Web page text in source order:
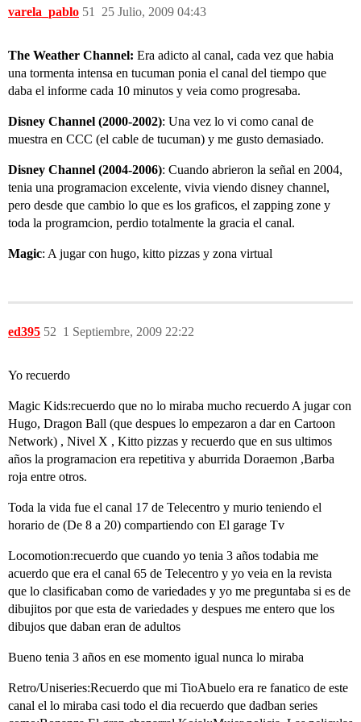
varela_pablo 25 Julio, 2009 04:43
51
The Weather Channel: Era adicto al canal, cada vez que habia
una tormenta intensa en tucuman ponia el canal del tiempo que
daba el informe cada 10 minutos y veia como progresaba.
Disney Channel (2000-2002): Una vez lo vi como canal de
muestra en CCC (el cable de tucuman) y me gusto demasiado.
Disney Channel (2004-2006): Cuando abrieron la señal en 2004,
tenia una programacion excelente, vivia viendo disney channel,
pero desde que cambio lo que es los graficos, el zapping zone y
toda la programcion, perdio totalmente la gracia el canal.
Magic: A jugar con hugo, kitto pizzas y zona virtual
ed395 1 Septiembre, 2009 22:22
52
Yo recuerdo
Magic Kids:recuerdo que no lo miraba mucho recuerdo A jugar con
Hugo, Dragon Ball (que despues lo empezaron a dar en Cartoon
Network) , Nivel X , Kitto pizzas y recuerdo que en sus ultimos
años la programacion era repetitiva y aburrida Doraemon ,Barba
roja entre otros.
Toda la vida fue el canal 17 de Telecentro y murio teniendo el
horario de (De 8 a 20) compartiendo con El garage Tv
Locomotion:recuerdo que cuando yo tenia 3 años todabia me
acuerdo que era el canal 65 de Telecentro y yo veia en la revista
que lo clasificaban como de variedades y yo me preguntaba si es de
dibujitos por que esta de variedades y despues me entero que los
dibujos que daban eran de adultos
Bueno tenia 3 años en ese momento igual nunca lo miraba
Retro/Uniseries:Recuerdo que mi TioAbuelo era re fanatico de este
canal el lo miraba casi todo el dia recuerdo que dadban series